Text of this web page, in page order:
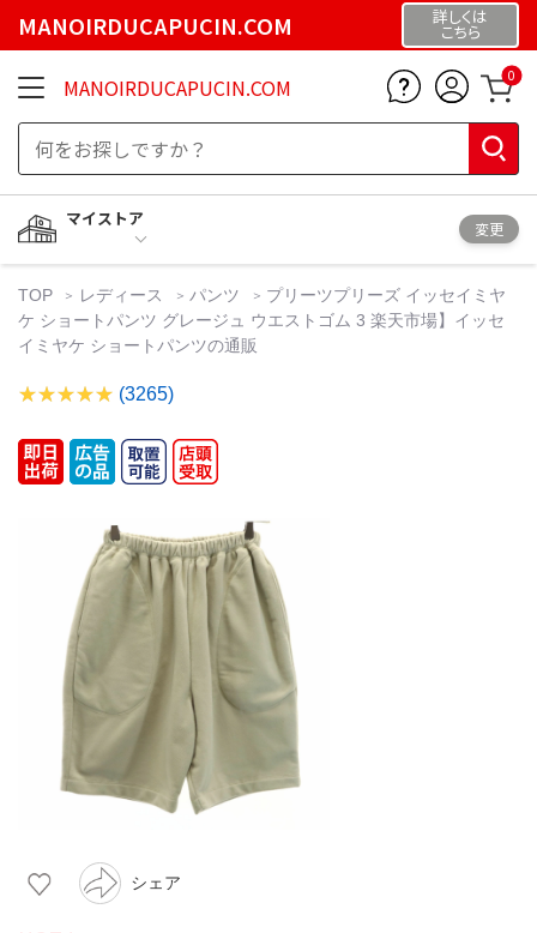
MANOIRDUCAPUCIN.COM 詳しくは
こちら
MANOIRDUCAPUCIN.COM 0
マイストア
変更
TOP レディース パンツ
プリーツプリーズ イッセイミヤ
ケ ショートパンツ グレージュ ウエストゴム 3 楽天市場】イッセ
イミヤケ ショートパンツの通販
(3265)
シェア